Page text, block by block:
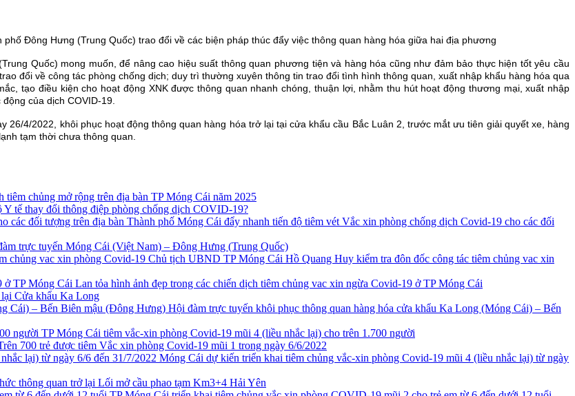
Quốc) mong muốn, để nâng cao hiệu suất thông quan phương tiện và hàng hóa cũng như đảm bảo thực hiện tốt yêu cầu
đổi về công tác phòng chống dịch; duy trì thường xuyên thông tin trao đổi tình hình thông quan, xuất nhập khẩu hàng hóa qua
tạo điều kiện cho hoạt động XNK được thông quan nhanh chóng, thuận lợi, nhằm thu hút hoạt động thương mại, xuất nhập
của dịch COVID-19.
4/2022, khôi phục hoạt động thông quan hàng hóa trở lại tại cửa khẩu cầu Bắc Luân 2, trước mắt ưu tiên giải quyết xe, hàng
tạm thời chưa thông quan.
tiêm chủng mở rộng trên địa bàn TP Móng Cái năm 2025
Y tế thay đổi thông điệp phòng chống dịch COVID-19?
Móng Cái đẩy nhanh tiến độ tiêm vét Vắc xin phòng chống dịch Covid-19 cho các đối
trực tuyến Móng Cái (Việt Nam) – Đông Hưng (Trung Quốc)
Chủ tịch UBND TP Móng Cái Hồ Quang Huy kiểm tra đôn đốc công tác tiêm chủng vac xin
Lan tỏa hình ảnh đẹp trong các chiến dịch tiêm chủng vac xin ngừa Covid-19 ở TP Móng Cái
Cửa khẩu Ka Long
Hội đàm trực tuyến khôi phục thông quan hàng hóa cửa khẩu Ka Long (Móng Cái) – Bến
TP Móng Cái tiêm vắc-xin phòng Covid-19 mũi 4 (liều nhắc lại) cho trên 1.700 người
700 trẻ được tiêm Vắc xin phòng Covid-19 mũi 1 trong ngày 6/6/2022
Móng Cái dự kiến triển khai tiêm chủng vắc-xin phòng Covid-19 mũi 4 (liều nhắc lại) từ ngày
thông quan trở lại Lối mở cầu phao tạm Km3+4 Hải Yên